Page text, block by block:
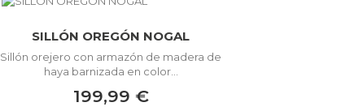
SILLÓN OREGÓN NOGAL
Sillón orejero con armazón de madera de
haya barnizada en color...
199,99 €